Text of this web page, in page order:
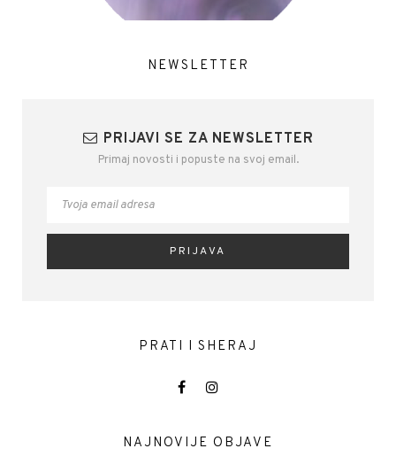
NEWSLETTER
PRIJAVI SE ZA NEWSLETTER
Primaj novosti i popuste na svoj email.
PRATI I SHERAJ
NAJNOVIJE OBJAVE